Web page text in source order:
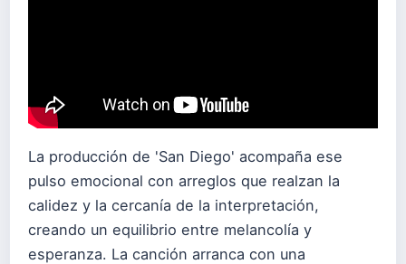
La producción de 'San Diego' acompaña ese
pulso emocional con arreglos que realzan la
calidez y la cercanía de la interpretación,
creando un equilibrio entre melancolía y
esperanza. La canción arranca con una